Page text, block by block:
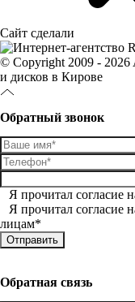
Сайт сделали
© Copyright 2009 - 2026
и дисков в Кирове
Обратный звонок
Я прочитал согласие
Я прочитал согласие
лицам*
Обратная связь